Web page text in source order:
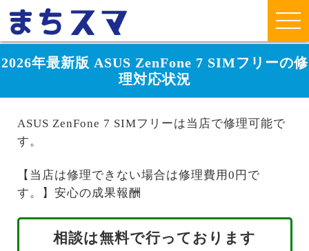
2026年最新版 ASUS ZenFone 7 SIMフリーの修
理対応状況
ASUS ZenFone 7 SIMフリーは当店で修理可能で
す。
【当店は修理できない場合は修理費用0円で
す。】安心の成果報酬
相談は無料で行っております